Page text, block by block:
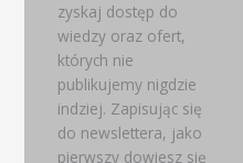
zyskaj dostęp do
wiedzy oraz ofert,
których nie
publikujemy nigdzie
indziej. Zapisując się
do newslettera, jako
pierwszy dowiesz się